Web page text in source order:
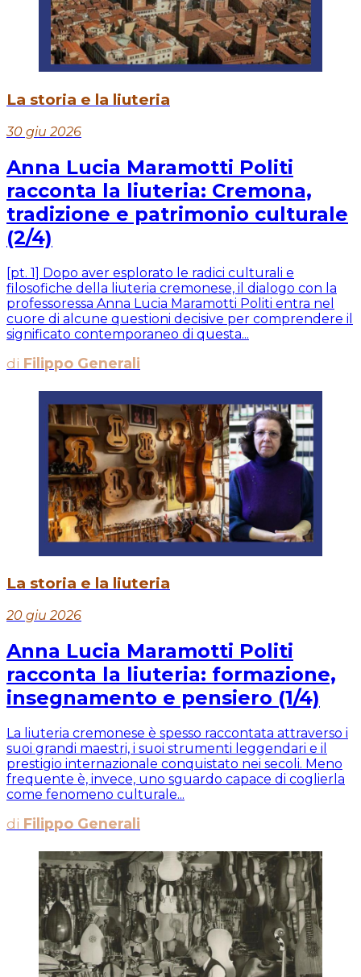
La storia e la liuteria
30 giu 2026
Anna Lucia Maramotti Politi
racconta la liuteria: Cremona,
tradizione e patrimonio culturale
(2/4)
[pt. 1] Dopo aver esplorato le radici culturali e
filosofiche della liuteria cremonese, il dialogo con la
professoressa Anna Lucia Maramotti Politi entra nel
cuore di alcune questioni decisive per comprendere il
significato contemporaneo di questa...
di Filippo Generali
La storia e la liuteria
20 giu 2026
Anna Lucia Maramotti Politi
racconta la liuteria: formazione,
insegnamento e pensiero (1/4)
La liuteria cremonese è spesso raccontata attraverso i
suoi grandi maestri, i suoi strumenti leggendari e il
prestigio internazionale conquistato nei secoli. Meno
frequente è, invece, uno sguardo capace di coglierla
come fenomeno culturale...
di Filippo Generali